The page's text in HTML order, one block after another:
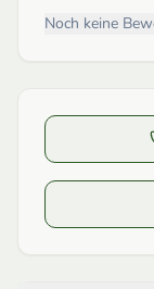
Noch keine